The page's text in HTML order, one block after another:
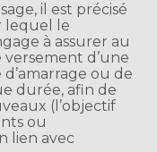
il est précisé
lequel le
à assurer au
d’une
d’amarrage ou de
durée, afin de
(l’objectif
ou
lien avec